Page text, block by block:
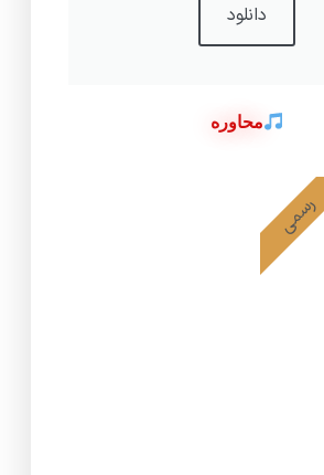
دانلود
محاوره
رسمی